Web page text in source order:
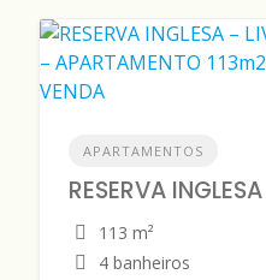
APARTAMENTOS
113 m²
4 banheiros